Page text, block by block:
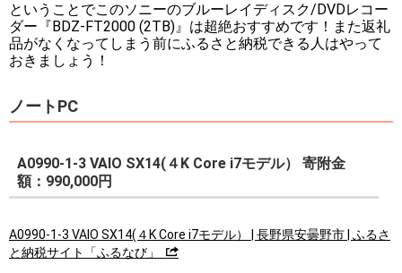
ということでこのソニーのブルーレイディスク/DVDレコー
ダー『BDZ-FT2000 (2TB)』は超絶おすすめです！また返礼
品がなくなってしまう前にふるさと納税できる人はやって
おきましょう！
ノートPC
A0990-1-3 VAIO SX14(４K Core i7モデル） 寄附金
額：990,000円
A0990-1-3 VAIO SX14(４K Core i7モデル） | 長野県安曇野市 | ふるさ
と納税サイト「ふるなび」